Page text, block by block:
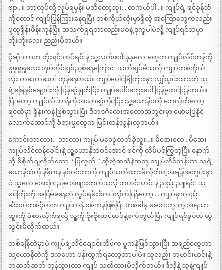
ဗျာ…။ ဘာလုပ်လို့ လုပ်ရမှန်း မသိတော့ဘူး… တကယ်ပါ…။ ကျုပ်ရဲ့ ရင်ခုန်သံ
ကိုတောင် ကျုပ်ပြန်ကြားနေရပြီး တစ်ကိုယ်လုံးမှာရှိတဲ့ အကြောတွေကလည်း
ပူထူရှိန်းဖိန်းကုန်ပြီ။ အသက်ရှူရတာလည်းမဝနဲ့ ဒုက္ခပါပဲလို့ ကျုပ်ရင်ထဲမှာ
တိုးတိုးလေး ညည်းမိတယ်။
ပိုဆိုးတာက တိုးရင်းကပ်ရင်းနဲ့ သူ့လက်ဖဝါးနုနုလေးတွေက ကျုပ်လိင်တန်ကို
ဖွဖွရွရွလေး အုပ်ကိုင်ဖျစ်ညှစ်နေကြောင်း သတိချပ်မိသလို ကျုပ်တစ်ကိုယ်
လုံး တဆတ်ဆတ် တုန်နေတယ်။ ကျုပ်ပေါင်ခြံကြားမှာ လျှိုသွင်းထားတဲ့ သူ့
ရဲ့ခြေနှစ်ချောင်းကို ပြန်ဆွဲနှုတ်ပြီး ကျုပ်ပေါင်ကွေးပေါ် ပြန်ခွတင်ပြန်တယ်။
ပြီးတော့ ကျုပ်လိင်တန်ကို အသာဆွဲကိုင်ပြီး သူ့ယောနိဝကို တေ့လိုက်တော့
ရင်ထဲမှာ ရှိန်းကနဲ ဖြစ်သွားပြီး ဒီတဒင်္ဂလေးအတောအတွင်းမှာ ဖော်မပြနိုင်
လောက်အောင်ကို ခံစားမှုတွေက ပြင်းထန်လွန်းလှတယ်။
ကောင်းတာလား… ဘာလား ကျုပ် မဝေခွဲတတ်ခဲ့ဘူး…။ မိအေးလေ…မိအေး
ကျုပ်လိင်တန်ခေါင်းနဲ့ သူ့ယောနိထဲဝင်အောင် ဖင်ကို လိမ်ပစ်ကြွတဲ့ပြီး နောက်
ကို ဖိစိုက်ချလိုက်တော့ “ ပြလွတ် ” ဆိုတဲ့အသံနဲ့အတူ ကျုပ်လိင်တန်ဟာ သူ့ရဲ့
ယောနိထဲကို နိမ့်ကနဲ နစ်ဝင်တာကို ကျုပ်သတိထားမိလိုက်တဲ့အချိန်အတွင်းမှာ
ပဲ သူလေ အေးကြည်မ အဖျားတက်သလို တဟင်းဟင်းနဲ့ ညည်းညူရင်း သူ့
ဖင်ကြီးကို အငြိမ်မနေဘဲ လှုပ်ရမ်းဖိကပ်လိုက်ပြန်တော့…. ကျုပ်မှာလည်း
ဆီးစပ်တစ်ဝိုက်က ကျင်ကနဲ စစ်ကနဲဖြစ်ပြီး တစ်ခါမှ မခံစားဘူးတဲ့ အရသာ
ထူးကို ခံစားလိုက်ရလို့ သူ့ကို ဇိုးဇိုးဆပ်ဆပ်နဲ့ဖက်တွယ်ပြီး ကျုပ်ရင်ခွင်ထဲ ဆွဲ
သွင်းမိလိုက်တယ်။
တစ်ချိန်ထဲမှာပဲ ကျုပ်ရဲ့လိင်ချောင်းထိပ်က ပူကနဲဖြစ်သွားပြီး အရည်တွေဟာ
သူ့ယောနိထဲကို ဒလဟော ပန်းထွက်ရတော့တာပါပဲ။ သူလည်း တဟင်းဟင်းနဲ့
တဆတ်ဆတ် တုန်သွားတာ ကျုပ် သတိထားမိလိုက်တယ်။ ဒီလိုနဲ့ သူနဲ့ကျုပ်